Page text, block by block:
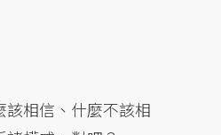
該相信、什麼不該相